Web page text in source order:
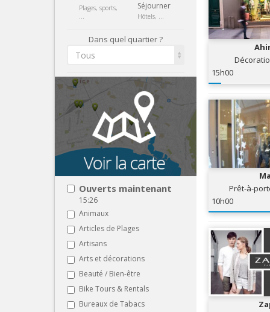
Plages, sports,
...
Séjourner
Hôtels, ...
Dans quel quartier ?
Tous
Ouverts maintenant
15:26
Animaux
Articles de Plages
Artisans
Arts et décorations
Beauté / Bien-être
Bike Tours & Rentals
Bureaux de Tabacs
15h00
Prêt-à-
10h00